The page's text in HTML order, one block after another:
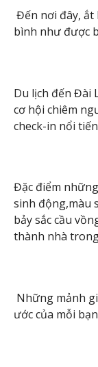
Đến nơi đây, ắt
bình như được
Du lịch đến Đài
cơ hội chiêm
check-in nổi
Đặc điểm
sinh động,màu
bảy sắc cầu
thành nhà
Những mảnh
ước của mỗi